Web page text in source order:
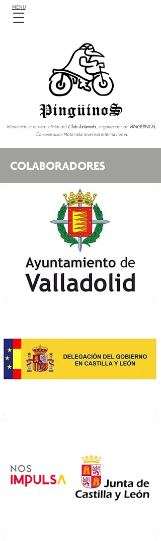
MENU
Bienvenido a la web oficial del Club Turismoto, organizador de PINGÜINOS,
ConcentraciónMotorista Invernal Internacional.
COLABORADORES